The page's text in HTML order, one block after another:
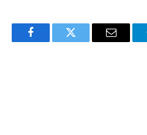
FacebookTwitter Email